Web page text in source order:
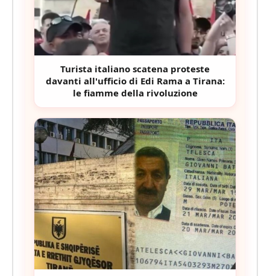
Turista italiano scatena proteste
davanti all'ufficio di Edi Rama a Tirana:
le fiamme della rivoluzione